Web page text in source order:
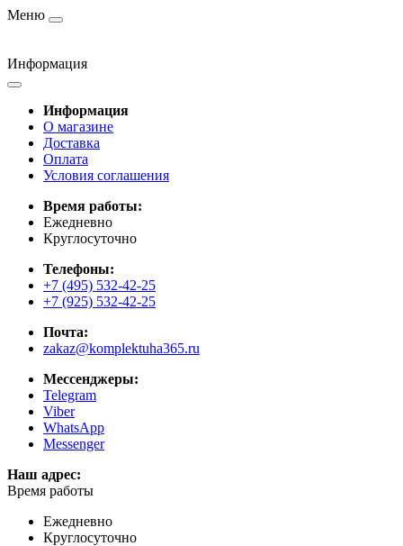
Меню
Информация
Информация
О магазине
Доставка
Оплата
Условия соглашения
Время работы:
Ежедневно
Круглосуточно
Телефоны:
+7 (495) 532-42-25
+7 (925) 532-42-25
Почта:
zakaz@komplektuha365.ru
Мессенджеры:
Telegram
Viber
WhatsApp
Messenger
Наш адрес:
Время работы
Ежедневно
Круглосуточно